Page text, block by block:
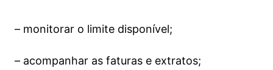
– monitorar o limite disponível;
– acompanhar as faturas e extratos;